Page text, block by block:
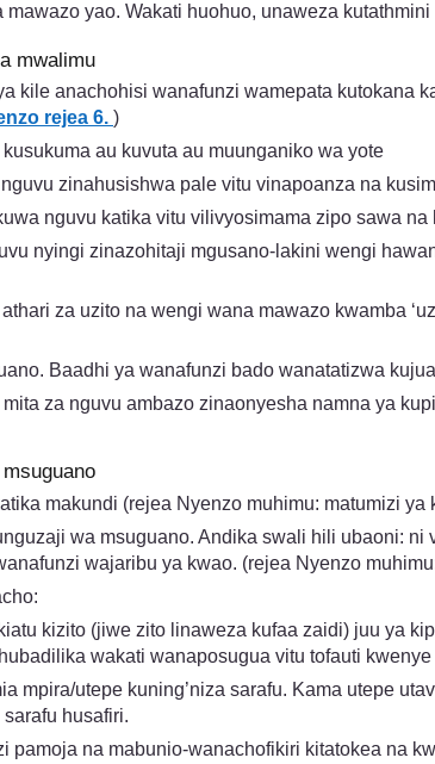
yao. Wakati huohuo, unaweza
mwalimu
kile anachohisi wanafunzi wamepata kutokana
rejea 6. )
au kuvuta au muunganiko wa yote
zinahusishwa pale vitu vinapoanza na
nguvu katika vitu vilivyosimama zipo sawa
nyingi zinazohitaji mgusano-lakini wengi
za uzito na wengi wana mawazo kwamba
Baadhi ya wanafunzi bado wanatatizwa
za nguvu ambazo zinaonyesha namna ya
makundi (rejea Nyenzo muhimu: matumizi
wa msuguano. Andika swali hili ubaoni:
wajaribu ya kwao. (rejea Nyenzo
kizito (jiwe zito linaweza kufaa zaidi) juu ya
wakati wanaposugua vitu tofauti kwenye
mpira/utepe kuning’niza sarafu. Kama utepe
husafiri.
pamoja na mabunio-wanachofikiri kitatokea na